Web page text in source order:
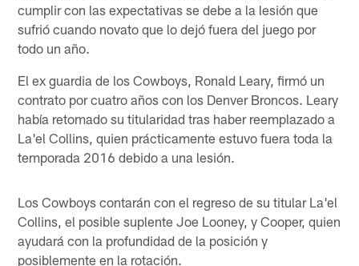
cumplir con las expectativas se debe a la lesión que
sufrió cuando novato que lo dejó fuera del juego por
todo un año.
El ex guardia de los Cowboys, Ronald Leary, firmó un
contrato por cuatro años con los Denver Broncos. Leary
había retomado su titularidad tras haber reemplazado a
La'el Collins, quien prácticamente estuvo fuera toda la
temporada 2016 debido a una lesión.
Los Cowboys contarán con el regreso de su titular La'el
Collins, el posible suplente Joe Looney, y Cooper, quien
ayudará con la profundidad de la posición y
posiblemente en la rotación.